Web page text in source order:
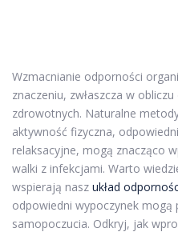
Wzmacnianie odporności
znaczeniu, zwłaszcza w
zdrowotnych. Naturalne
aktywność fizyczna,
relaksacyjne, mogą znacząco
walki z infekcjami. Warto
wspierają nasz układ
odpowiedni wypoczynek mogą
samopoczucia. Odkryj, jak